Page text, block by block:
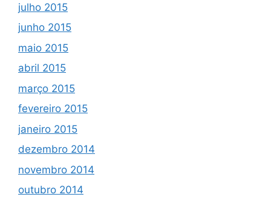
julho 2015
junho 2015
maio 2015
abril 2015
março 2015
fevereiro 2015
janeiro 2015
dezembro 2014
novembro 2014
outubro 2014